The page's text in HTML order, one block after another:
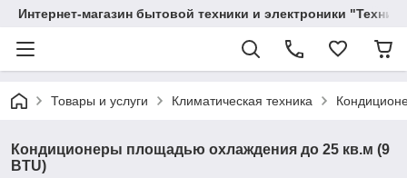
Интернет-магазин бытовой техники и электроники
Товары и услуги Климатическая техника
Кондиционеры площадью охлаждения до 25 кв.м (9
BTU)